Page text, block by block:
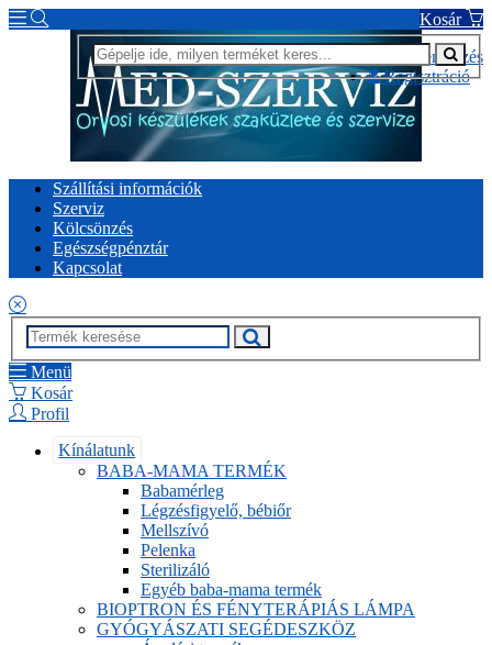
Kosár
Bejelentkezés
Regisztráció
Szállítási információk
Szerviz
Kölcsönzés
Egészségpénztár
Kapcsolat
Menü
Kosár
Profil
Kínálatunk
BABA-MAMA TERMÉK
Babamérleg
Légzésfigyelő, bébiőr
Mellszívó
Pelenka
Sterilizáló
Egyéb baba-mama termék
BIOPTRON ÉS FÉNYTERÁPIÁS LÁMPA
GYÓGYÁSZATI SEGÉDESZKÖZ